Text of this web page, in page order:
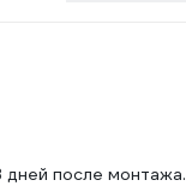
дней после монтажа.